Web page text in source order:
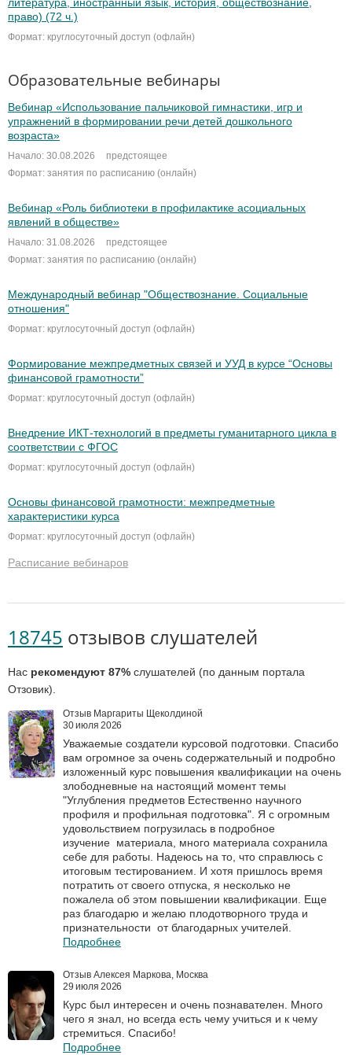
литература, иностранный язык, история, обществознание,
право) (72 ч.)
Формат: круглосуточный доступ (офлайн)
Образовательные вебинары
Вебинар «Использование пальчиковой гимнастики, игр и
упражнений в формировании речи детей дошкольного
возраста»
Начало: 30.08.2026
предстоящее
Формат: занятия по расписанию (онлайн)
Вебинар «Роль библиотеки в профилактике асоциальных
явлений в обществе»
Начало: 31.08.2026
предстоящее
Формат: занятия по расписанию (онлайн)
Международный вебинар "Обществознание. Социальные
отношения"
Формат: круглосуточный доступ (офлайн)
Формирование межпредметных связей и УУД в курсе “Основы
финансовой грамотности”
Формат: круглосуточный доступ (офлайн)
Внедрение ИКТ-технологий в предметы гуманитарного цикла в
соответствии с ФГОС
Формат: круглосуточный доступ (офлайн)
Основы финансовой грамотности: межпредметные
характеристики курса
Формат: круглосуточный доступ (офлайн)
Расписание вебинаров
18745 отзывов слушателей
Нас рекомендуют 87% слушателей (по данным портала
Отзовик).
Отзыв Маргариты Щеколдиной
30 июля 2026
Уважаемые создатели курсовой подготовки. Спасибо
вам огромное за очень содержательный и подробно
изложенный курс повышения квалификации на очень
злободневные на настоящий момент темы
"Углубления предметов Естественно научного
профиля и профильная подготовка". Я с огромным
удовольствием погрузилась в подробное
изучение материала, много материала сохранила
себе для работы. Надеюсь на то, что справлюсь с
итоговым тестированием. И хотя пришлось время
потратить от своего отпуска, я несколько не
пожалела об этом повышении квалификации. Еще
раз благодарю и желаю плодотворного труда и
признательности от благодарных учителей.
Подробнее
Отзыв Алексея Маркова, Москва
29 июля 2026
Курс был интересен и очень познавателен. Много
чего я знал, но всегда есть чему учиться и к чему
стремиться. Спасибо!
Подробнее